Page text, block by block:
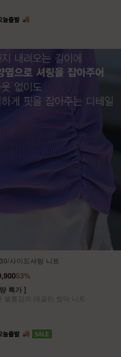
10/카프리 민소매 원피스
은하게 흐르는 드레이프가 여성스러
원피스